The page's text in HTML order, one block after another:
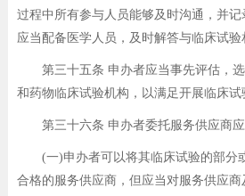
过程中所有参与人员能够及时沟通，并
应当配备医学人员，及时解答与临床试验
第三十五条 申办者应当事先评估，选
和药物临床试验机构，以满足开展临床试
第三十六条 申办者委托服务供应商应
(一)申办者可以将其临床试验的部分
合格的服务供应商，但应当对服务供应